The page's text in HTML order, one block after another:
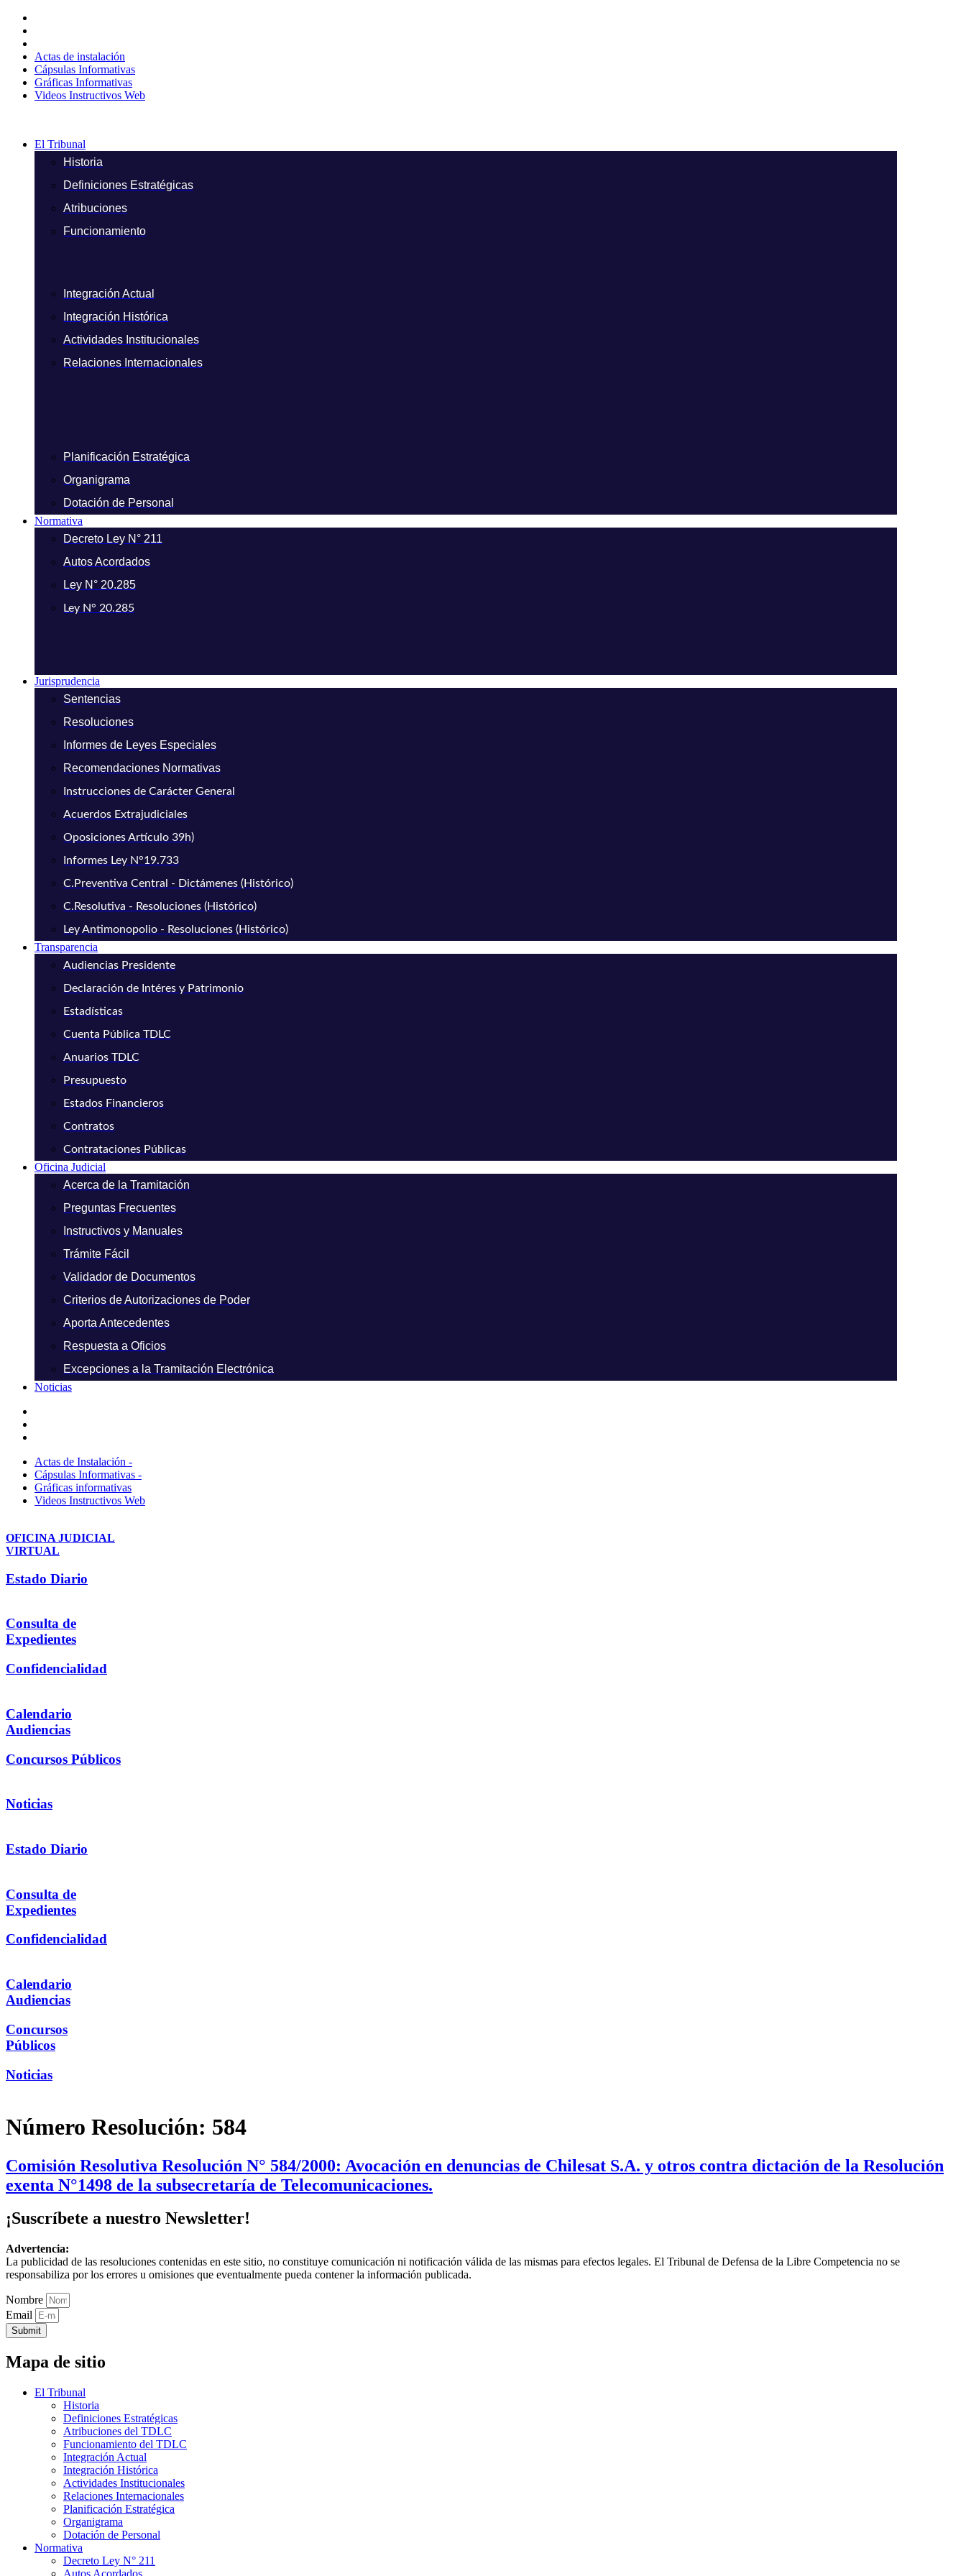
contenido
Actas de instalación
Cápsulas Informativas
Gráficas Informativas
Videos Instructivos Web
El Tribunal
Historia
Definiciones Estratégicas
Atribuciones
Funcionamiento
Integración Actual
Integración Histórica
Actividades Institucionales
Relaciones Internacionales
Planificación Estratégica
Organigrama
Dotación de Personal
Normativa
Decreto Ley N° 211
Autos Acordados
Ley N° 20.285
Ley N° 20.285
Jurisprudencia
Sentencias
Resoluciones
Informes de Leyes Especiales
Recomendaciones Normativas
Instrucciones de Carácter General
Acuerdos Extrajudiciales
Oposiciones Artículo 39h)
Informes Ley N°19.733
C.Preventiva Central - Dictámenes (Histórico)
C.Resolutiva - Resoluciones (Histórico)
Ley Antimonopolio - Resoluciones (Histórico)
Transparencia
Audiencias Presidente
Declaración de Intéres y Patrimonio
Estadísticas
Cuenta Pública TDLC
Anuarios TDLC
Presupuesto
Estados Financieros
Contratos
Contrataciones Públicas
Oficina Judicial
Acerca de la Tramitación
Preguntas Frecuentes
Instructivos y Manuales
Trámite Fácil
Validador de Documentos
Criterios de Autorizaciones de Poder
Aporta Antecedentes
Respuesta a Oficios
Excepciones a la Tramitación Electrónica
Noticias
Actas de Instalación -
Cápsulas Informativas -
Gráficas informativas
Videos Instructivos Web
OFICINA JUDICIAL
VIRTUAL
Estado Diario
Consulta de
Expedientes
Confidencialidad
Calendario
Audiencias
Concursos Públicos
Noticias
Estado Diario
Consulta de
Expedientes
Confidencialidad
Calendario
Audiencias
Concursos
Públicos
Noticias
Número Resolución: 584
Comisión Resolutiva Resolución N° 584/2000: Avocación en denuncias de Chilesat S.A. y otros contra dictación de la Resolución
exenta N°1498 de la subsecretaría de Telecomunicaciones.
¡Suscríbete a nuestro Newsletter!
Advertencia:
La publicidad de las resoluciones contenidas en este sitio, no constituye comunicación ni notificación válida de las mismas para efectos legales. El Tribunal de Defensa de la Libre Competencia no se
responsabiliza por los errores u omisiones que eventualmente pueda contener la información publicada.
Nombre
Email
Submit
Mapa de sitio
El Tribunal
Historia
Definiciones Estratégicas
Atribuciones del TDLC
Funcionamiento del TDLC
Integración Actual
Integración Histórica
Actividades Institucionales
Relaciones Internacionales
Planificación Estratégica
Organigrama
Dotación de Personal
Normativa
Decreto Ley N° 211